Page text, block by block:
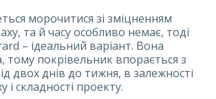
морочитися зі зміцненням
та й часу особливо немає, тоді
– ідеальний варіант. Вона
тому покрівельник впорається з
двох днів до тижня, в залежності
і складності проекту.